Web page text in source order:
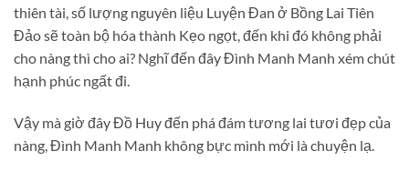
thiên tài, số lượng nguyên liệu Luyện Đan ở Bồng Lai Tiên
Đảo sẽ toàn bộ hóa thành Kẹo ngọt, đến khi đó không phải
cho nàng thì cho ai? Nghĩ đến đây Đình Manh Manh xém chút
hạnh phúc ngất đi.
Vậy mà giờ đây Đồ Huy đến phá đám tương lai tươi đẹp của
nàng, Đình Manh Manh không bực mình mới là chuyện lạ.